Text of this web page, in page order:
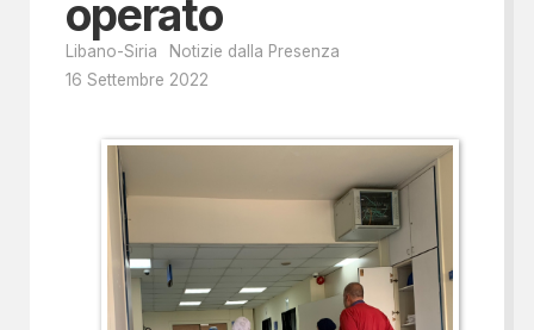
operato
Libano-Siria
Notizie dalla Presenza
16 Settembre 2022